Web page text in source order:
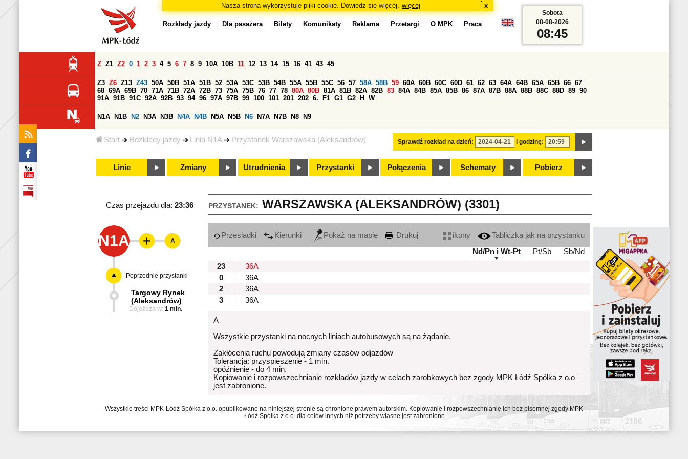
Nasza strona wykorzystuje pliki cookie. Dowiedz się więcej. więcej x
Start Rozkłady jazdy Linia N1A Przystanek Warszawska (Aleksandrów)
Rozkłady jazdy Dla pasażera Bilety Komunikaty Reklama Przetargi O MPK Praca
Sprawdź rozkład na dzień: i godzinę:
Z Z1 Z2 0 1 2 3 4 5 6 7 8 9 10A 10B 11 12 13 14 15 16 41 43 45
Z3 Z6 Z13 Z43 50A 50B 51A 51B 52 53A 53C 53B 54B 55A 55B 55C 56 57 58A 58B 59 60A 60B 60C 60D 61 62 63 64A 64B 65A 65B 66 67
68 69A 69B 70 71A 71B 72A 72B 73 75A 75B 76 77 78 80A 80B 81A 81B 82A 82B 83 84A 84B 85A 85B 86 87A 87B 88A 88B 88C 88D 89 90
91A 91B 91C 92A 92B 93 94 96 97A 97B 99 100 101 201 202 6. F1 G1 G2 H W
N1A N1B N2 N3A N3B N4A N4B N5A N5B N6 N7A N7B N8 N9
Linie Zmiany Utrudnienia Przystanki Połączenia Schematy Pobierz
Sobota
08-08-2026
08:45
PRZYSTANEK: WARSZAWSKA (ALEKSANDRÓW) (3301)
Czas przejazdu dla: 23:36
N1A Przesiadki Kierunki Pokaż na mapie Drukuj ikony
Tabliczka jak na przystanku
Nd/Pn i Wt-Pt
Pt/Sb
Sb/Nd
23
36A
0
36A
2
36A
3
36A
A
Wszystkie przystanki na nocnych liniach autobusowych są na żądanie.
Zakłócenia ruchu powodują zmiany czasów odjazdów
Tolerancja: przyspieszenie - 1 min.
opóźnienie - do 4 min.
Kopiowanie i rozpowszechnianie rozkładów jazdy w celach zarobkowych bez zgody MPK Łódź Spółka z o.o
jest zabronione.
A
Poprzednie przystanki
Targowy Rynek
(Aleksandrów)
Dojeżdża w: 1 min.
Wszystkie treści MPK-Łódź Spółka z o.o. opublikowane na niniejszej stronie są chronione prawem autorskim. Kopiowanie i rozpowszechnianie ich bez pisemnej zgody MPK-
Łódź Spółka z o.o. dla celów innych niż potrzeby własne jest zabronione.